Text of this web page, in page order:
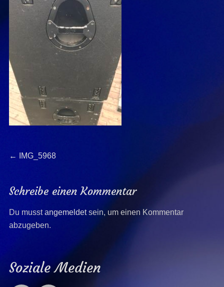
Beitragsnavigation
← Previous
IMG_5968
Schreibe einen Kommentar
Du musstangemeldetsein, um einen Kommentar
abzugeben.
Soziale Medien